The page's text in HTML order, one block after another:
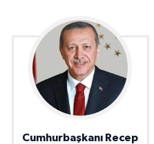
Cumhurbaşkanı Recep